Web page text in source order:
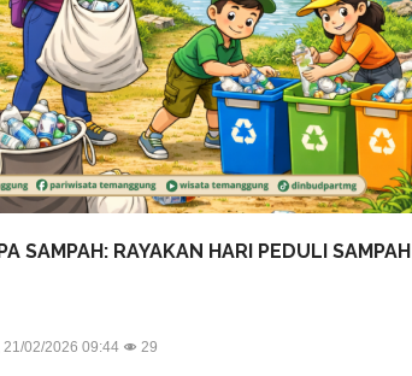
SAMPAH: RAYAKAN HARI PEDULI SAMPAH
02/2026 09:44 29